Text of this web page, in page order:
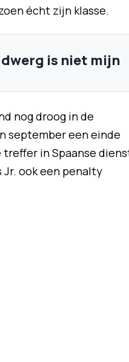
écht zijn klasse.
dwerg is niet mijn
nog droog in de
september een einde
treffer in Spaanse
ook een penalty